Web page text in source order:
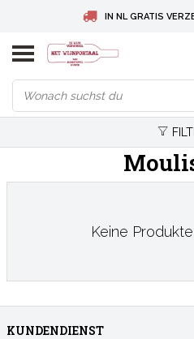
IN NL GRATIS
BELGIE GRATIS
DEUTSCHLAND
Keine
KUNDENDIENST